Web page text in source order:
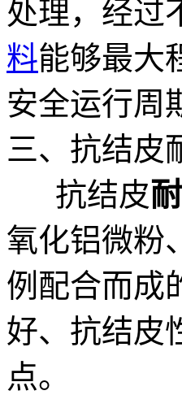
处理，经过
料能够最大
安全运行周
三、抗结皮
抗结皮
氧化铝微粉
例配合而成
好、抗结皮
点。